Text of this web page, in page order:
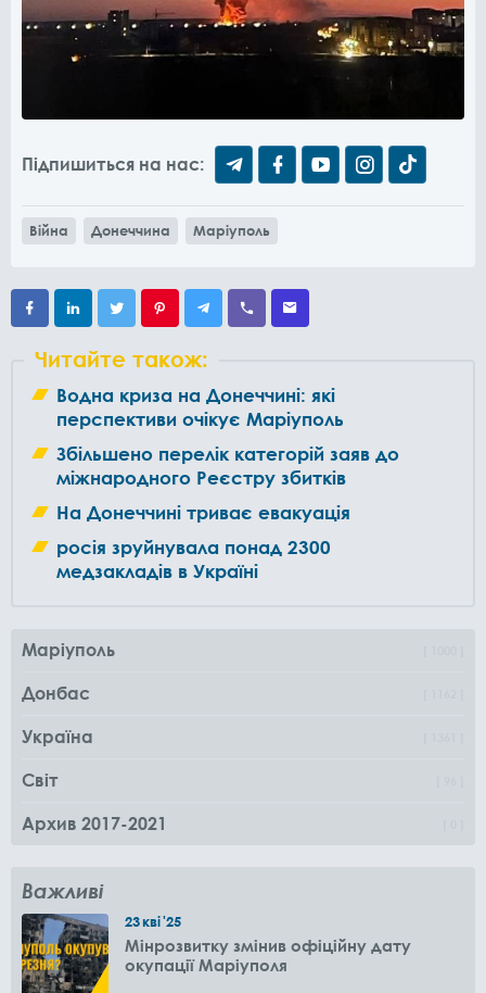
Підпишиться на нас:
Війна Донеччина Маріуполь
Читайте також:
Водна криза на Донеччині: які
перспективи очікує Маріуполь
Збільшено перелік категорій заяв до
міжнародного Реєстру збитків
На Донеччині триває евакуація
росія зруйнувала понад 2300
медзакладів в Україні
Маріуполь
Донбас
Україна
Світ
Архив 2017-2021
Важливі
23кві'25
Мінрозвитку змінив офіційну дату
окупації Маріуполя